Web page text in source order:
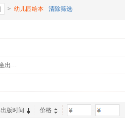
> 幼儿园绘本 清除筛选
长江少年儿童出版社
出版时间 价格 -